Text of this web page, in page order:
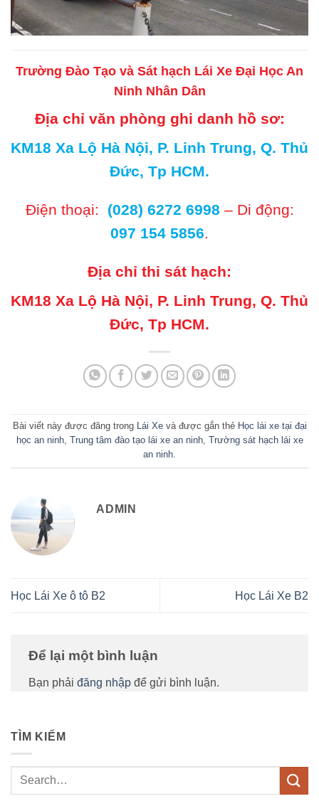
Trường Đào Tạo và Sát hạch Lái Xe Đại Học An
Ninh Nhân Dân
Địa chỉ văn phòng ghi danh hồ sơ:
KM18 Xa Lộ Hà Nội, P. Linh Trung, Q. Thủ
Đức, Tp HCM.
Điện thoại: (028) 6272 6998 – Di động:
097 154 5856.
Địa chỉ thi sát hạch:
KM18 Xa Lộ Hà Nội, P. Linh Trung, Q. Thủ
Đức, Tp HCM.
Bài viết này được đăng trong Lái Xevà được gắn thẻ Học lái xe tại đại
học an ninh, Trung tâm đào tạo lái xe an ninh, Trường sát hạch lái xe
an ninh.
ADMIN
Học Lái Xe ô tô B2 Học Lái Xe B2
Để lại một bình luận
Bạn phải đăng nhập để gửi bình luận.
TÌM KIẾM